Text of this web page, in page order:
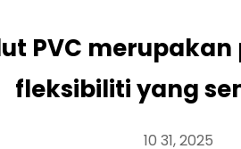
PVC
fleksibiliti yang
10 31, 2025